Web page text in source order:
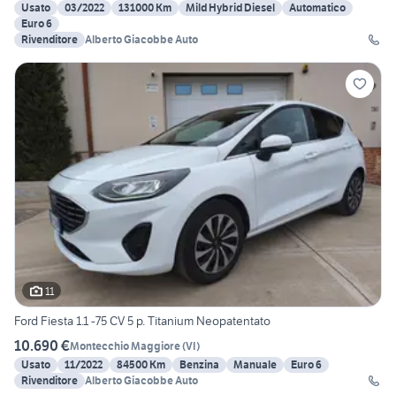
Usato
03/2022 131000 Km Mild Hybrid Diesel
Automatico
Euro 6
Rivenditore Alberto Giacobbe Auto
11
Ford Fiesta 1.1 -75 CV 5 p. Titanium Neopatentato
10.690 €Montecchio Maggiore(VI)
Usato
11/2022 84500 Km Benzina Manuale
Euro 6
Rivenditore Alberto Giacobbe Auto